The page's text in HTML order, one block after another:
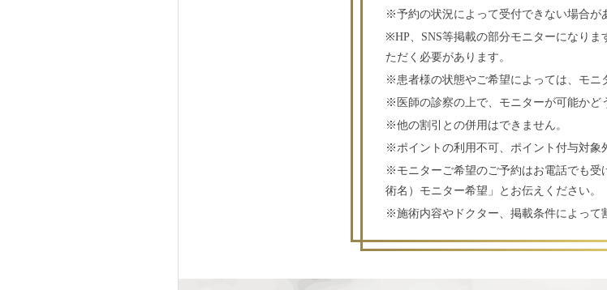
※予約の状況によって受付できない場合が
※HP、SNS等掲載の部分モニターになり
ただく必要があります。
※患者様の状態やご希望によっては、モニ
※医師の診察の上で、モニターが可能かど
※他の割引との併用はできません。
※ポイントの利用不可、ポイント付与対象
※モニターご希望のご予約はお電話でも受
術名）モニター希望」とお伝えください。
※施術内容やドクター、掲載条件によって